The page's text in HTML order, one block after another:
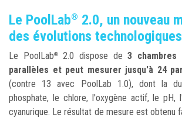
Le PoolLab® 2.0, un nouveau
des évolutions technologiques
Le PoolLab®2.0 dispose de3 chambres
parallèles et peut mesurer jusqu'à 24
(contre 13 avec PoolLab 1.0), dont la
phosphate, le chlore, l'oxygène actif, le pH,
cyanurique. Le résultat de mesure est obtenu